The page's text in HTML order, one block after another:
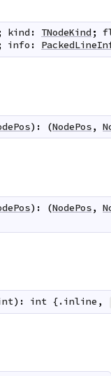
kind : TNodeKind ;
info :
) : (NodePos,
) : (NodePos,
) : int {.inline ,